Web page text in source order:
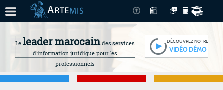
Le leader marocaindes services
d'information juridique pour les
professionnels
DÉCOUVREZ NOTRE
VIDÉO DÉMO
Je gère Je me forme
Je connais mes